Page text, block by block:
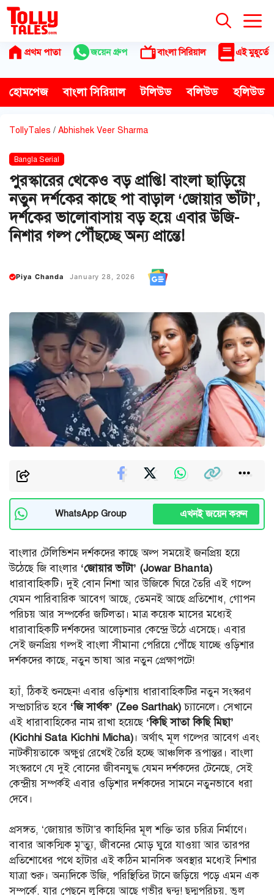
Skip
content
প্রথম পাতা জয়েন গ্রুপ বাংলা সিরিয়াল এই মুহূর্তে
হোমপেজ বাংলা সিরিয়াল টলিউড বলিউড হলিউড
TollyTales / Abhishek Veer Sharma
Bangla Serial
পুরস্কারের থেকেও বড় প্রাপ্তি! বাংলা ছাড়িয়ে
নতুন দর্শকের কাছে পা বাড়াল ‘জোয়ার ভাঁটা’,
দর্শকের ভালোবাসায় বড় হয়ে এবার উজি-
নিশার গল্প পৌঁছচ্ছে অন্য প্রান্তে!
Piya Chanda January 28, 2026
WhatsApp Group এখনই জয়েন করুন
বাংলার টেলিভিশন দর্শকদের কাছে অল্প সময়েই জনপ্রিয় হয়ে
উঠেছে জি বাংলার ‘জোয়ার ভাঁটা’ (Jowar Bhanta)
ধারাবাহিকটি। দুই বোন নিশা আর উজিকে ঘিরে তৈরি এই গল্পে
যেমন পারিবারিক আবেগ আছে, তেমনই আছে প্রতিশোধ, গোপন
পরিচয় আর সম্পর্কের জটিলতা। মাত্র কয়েক মাসের মধ্যেই
ধারাবাহিকটি দর্শকদের আলোচনার কেন্দ্রে উঠে এসেছে। এবার
সেই জনপ্রিয় গল্পই বাংলা সীমানা পেরিয়ে পৌঁছে যাচ্ছে ওড়িশার
দর্শকদের কাছে, নতুন ভাষা আর নতুন প্রেক্ষাপটে!
হ্যাঁ, ঠিকই শুনছেন! এবার ওড়িশায় ধারাবাহিকটির নতুন সংস্করণ
সম্প্রচারিত হবে ‘জি সার্থক’ (Zee Sarthak)চ্যানেলে। সেখানে
এই ধারাবাহিকের নাম রাখা হয়েছে ‘কিছি সাতা কিছি মিছা’
(Kichhi Sata Kichhi Micha)। অর্থাৎ মূল গল্পের আবেগ এবং
নাটকীয়তাকে অক্ষুণ্ণ রেখেই তৈরি হচ্ছে আঞ্চলিক রূপান্তর। বাংলা
সংস্করণে যে দুই বোনের জীবনযুদ্ধ যেমন দর্শকদের টেনেছে, সেই
কেন্দ্রীয় সম্পর্কই এবার ওড়িশার দর্শকদের সামনে নতুনভাবে ধরা
দেবে।
প্রসঙ্গত, ‘জোয়ার ভাঁটা’র কাহিনির মূল শক্তি তার চরিত্র নির্মাণে।
বাবার আকস্মিক মৃ’ত্যু, জীবনের মোড় ঘুরে যাওয়া আর তারপর
প্রতিশোধের পথে হাঁটার এই কঠিন মানসিক অবস্থার মধ্যেই নিশার
যাত্রা শুরু। অন্যদিকে উজি, পরিস্থিতির টানে জড়িয়ে পড়ে এমন এক
সম্পর্কে, যার পেছনে লুকিয়ে আছে গভীর দ্বন্দ্ব! ছদ্মপরিচয়, ভুল